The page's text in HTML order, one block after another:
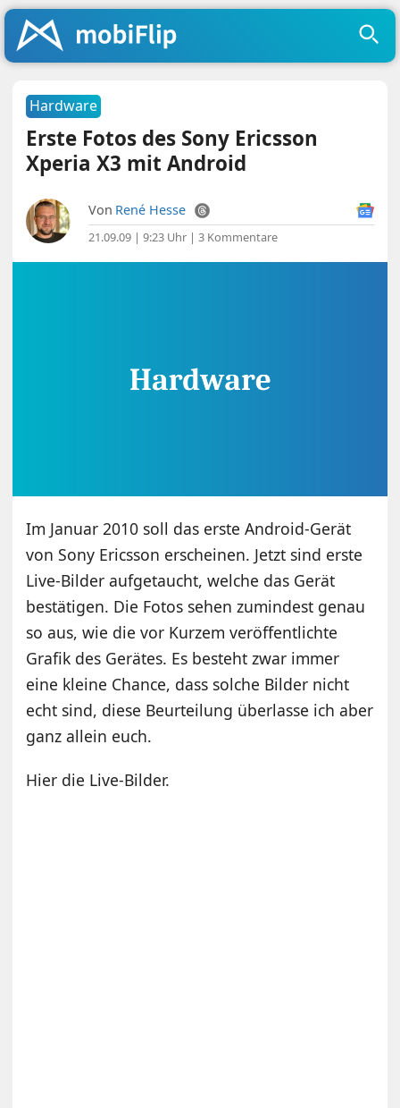
Hardware
Erste Fotos des Sony Ericsson
Xperia X3 mit Android
Von René Hesse
21.09.09 | 9:23 Uhr |3 Kommentare
Im Januar 2010 soll das erste Android-Gerät
von Sony Ericsson erscheinen. Jetzt sind erste
Live-Bilder aufgetaucht, welche das Gerät
bestätigen. Die Fotos sehen zumindest genau
so aus, wie die vor Kurzem veröffentlichte
Grafik des Gerätes. Es besteht zwar immer
eine kleine Chance, dass solche Bilder nicht
echt sind, diese Beurteilung überlasse ich aber
ganz allein euch.
Hier die Live-Bilder.